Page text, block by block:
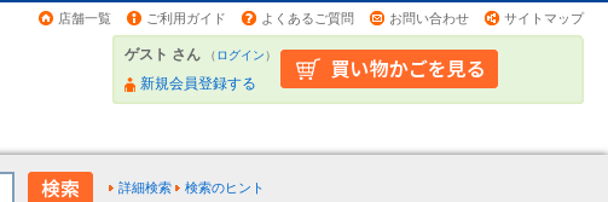
店舗一覧 ご利用ガイド よくあるご質問 お問い合わせ サイトマップ
ゲスト さん （ログイン）
新規会員登録する
詳細検索 検索のヒント